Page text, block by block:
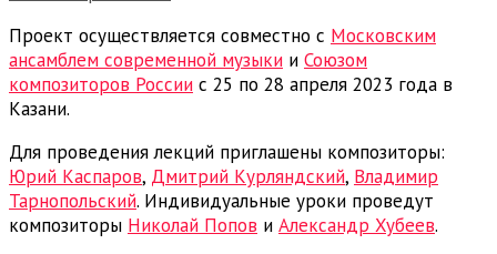
Проект осуществляется совместно с Московским
ансамблем современной музыки и Союзом
композиторов России с 25 по 28 апреля 2023 года в
Казани.
Для проведения лекций приглашены композиторы:
Юрий Каспаров, Дмитрий Курляндский, Владимир
Тарнопольский. Индивидуальные уроки проведут
композиторы Николай Попов и Александр Хубеев.